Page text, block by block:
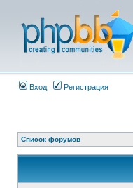
Вход Регистрация
Список форумов